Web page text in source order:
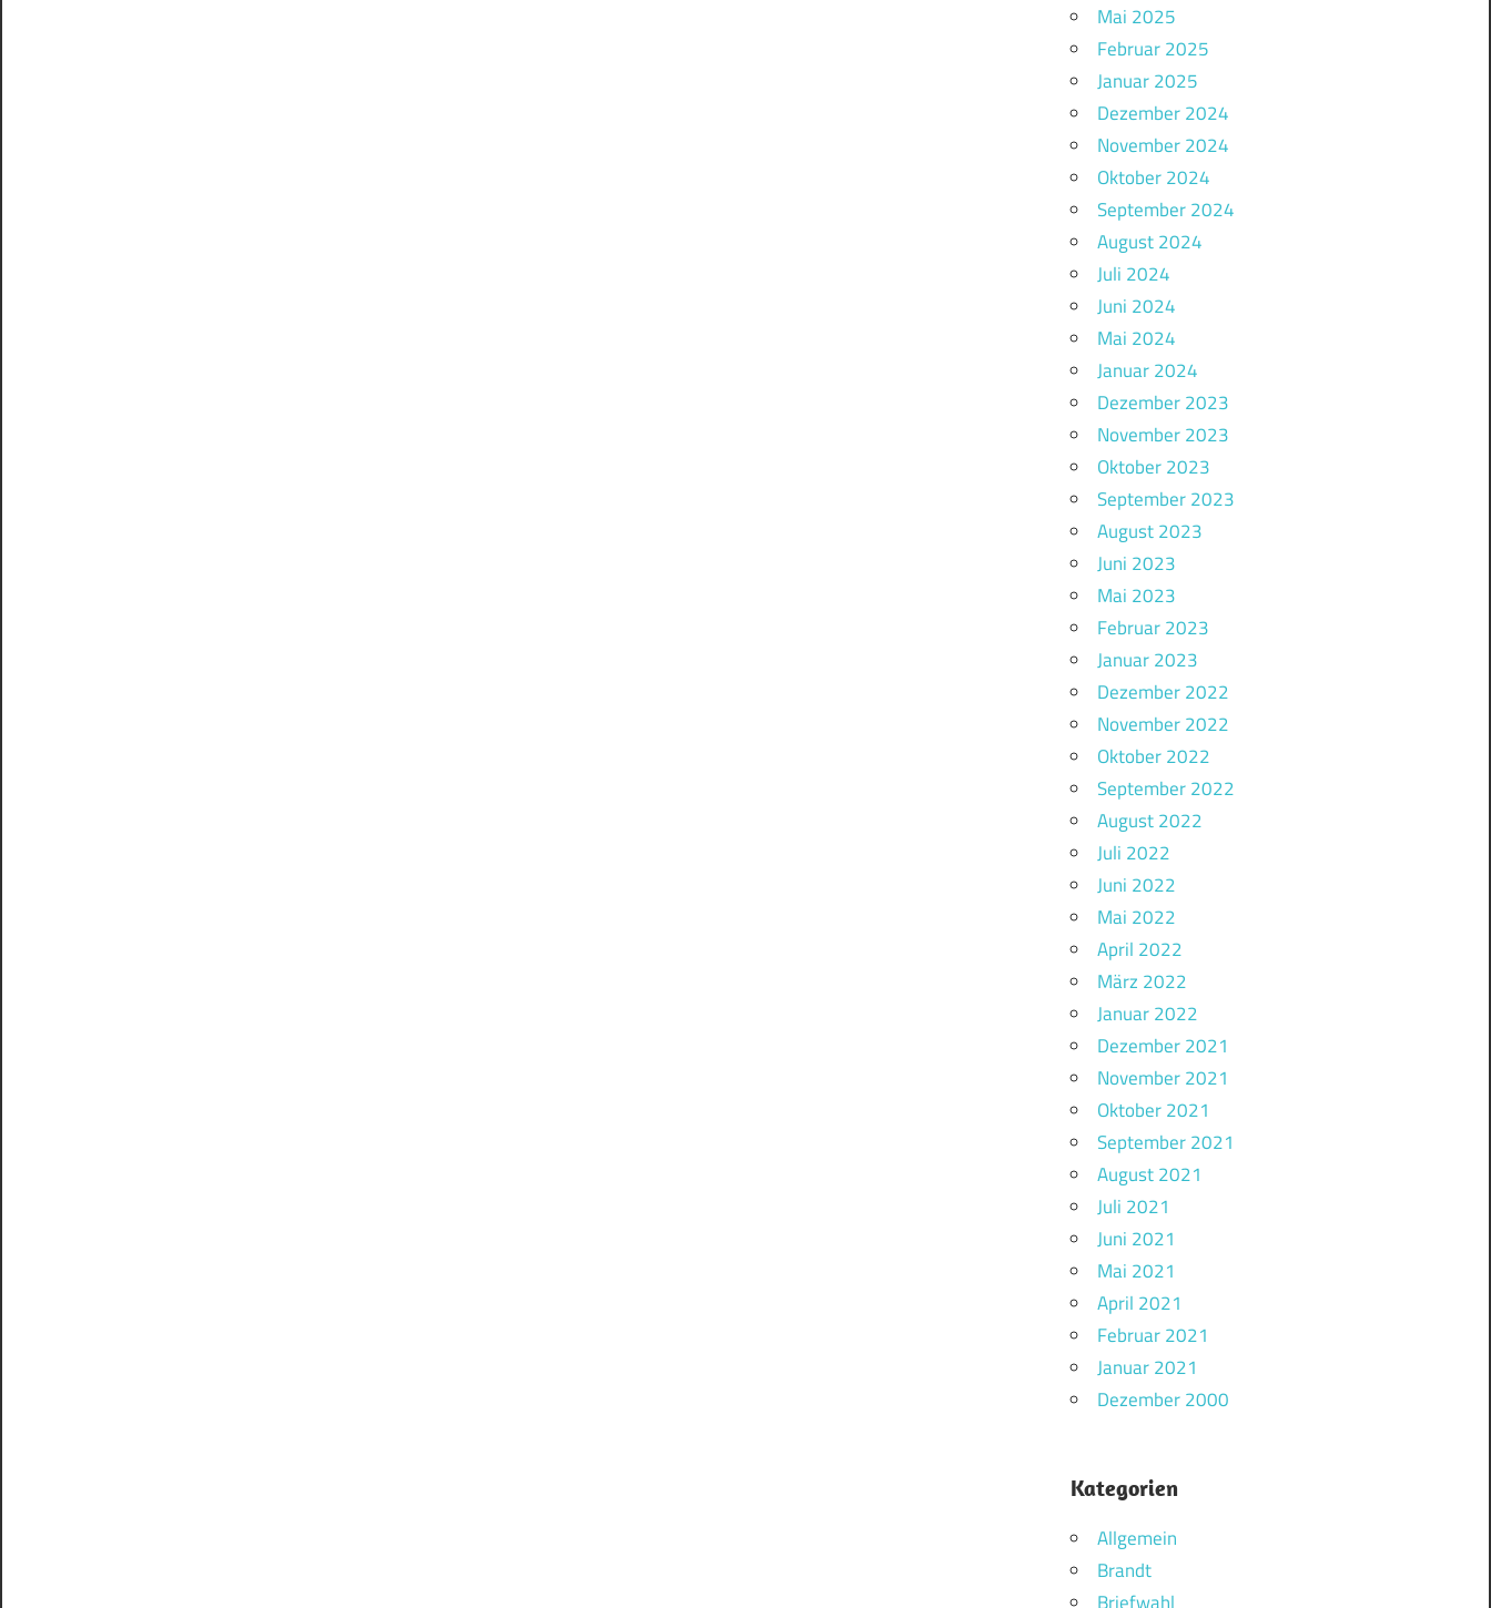
Mai 2025
Februar 2025
Januar 2025
Dezember 2024
November 2024
Oktober 2024
September 2024
August 2024
Juli 2024
Juni 2024
Mai 2024
Januar 2024
Dezember 2023
November 2023
Oktober 2023
September 2023
August 2023
Juni 2023
Mai 2023
Februar 2023
Januar 2023
Dezember 2022
November 2022
Oktober 2022
September 2022
August 2022
Juli 2022
Juni 2022
Mai 2022
April 2022
März 2022
Januar 2022
Dezember 2021
November 2021
Oktober 2021
September 2021
August 2021
Juli 2021
Juni 2021
Mai 2021
April 2021
Februar 2021
Januar 2021
Dezember 2000
Kategorien
Allgemein
Brandt